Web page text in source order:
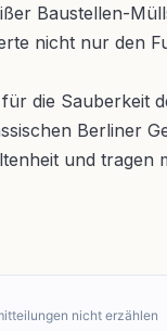
Baustellen-
nicht nur den
die
Berliner
und
nicht erzählen